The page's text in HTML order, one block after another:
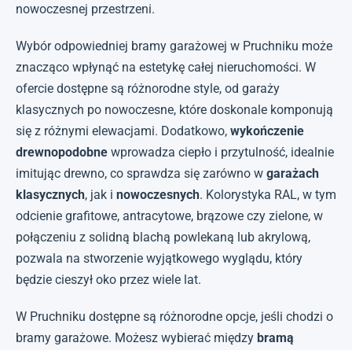
nowoczesnej przestrzeni.
Wybór odpowiedniej bramy garażowej w Pruchniku może
znacząco wpłynąć na estetykę całej nieruchomości. W
ofercie dostępne są różnorodne style, od garaży
klasycznych po nowoczesne, które doskonale komponują
się z różnymi elewacjami. Dodatkowo, wykończenie
drewnopodobne wprowadza ciepło i przytulność, idealnie
imitując drewno, co sprawdza się zarówno w garażach
klasycznych, jak i nowoczesnych. Kolorystyka RAL, w tym
odcienie grafitowe, antracytowe, brązowe czy zielone, w
połączeniu z solidną blachą powlekaną lub akrylową,
pozwala na stworzenie wyjątkowego wyglądu, który
będzie cieszył oko przez wiele lat.
W Pruchniku dostępne są różnorodne opcje, jeśli chodzi o
bramy garażowe. Możesz wybierać między bramą